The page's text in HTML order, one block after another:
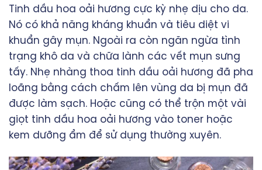
Tinh dầu hoa oải hương cực kỳ nhẹ dịu cho da.
Nó có khả năng kháng khuẩn và tiêu diệt vi
khuẩn gây mụn. Ngoài ra còn ngăn ngừa tình
trạng khô da và chữa lành các vết mụn sưng
tấy. Nhẹ nhàng thoa tinh dầu oải hương đã pha
loãng bằng cách chấm lên vùng da bị mụn đã
được làm sạch. Hoặc cũng có thể trộn một vài
giọt tinh dầu hoa oải hương vào toner hoặc
kem dưỡng ẩm để sử dụng thường xuyên.